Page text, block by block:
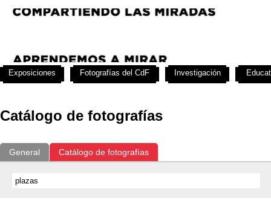
Catálogo de fotografías
General Catálogo de fotografías
Exposiciones Fotografías del CdF Investigación